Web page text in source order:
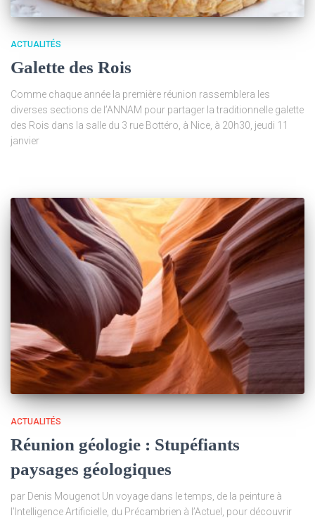
ACTUALITÉS
Galette des Rois
Comme chaque année la première réunion rassemblera les
diverses sections de l’ANNAM pour partager la traditionnelle galette
des Rois dans la salle du 3 rue Bottéro, à Nice, à 20h30, jeudi 11
janvier
ACTUALITÉS
Réunion géologie : Stupéfiants
paysages géologiques
par Denis Mougenot Un voyage dans le temps, de la peinture à
l’Intelligence Artificielle, du Précambrien à l’Actuel, pour découvrir